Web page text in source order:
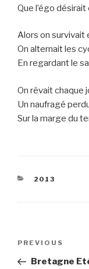
Que l’égo
Alors on survivait
On alternait les
En regardant le
On rêvait chaque
Un naufragé
Sur la marge du
CATEGORIES
2013
Previous
Post
PREVIOUS
Bretagne